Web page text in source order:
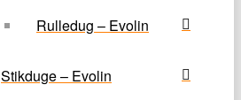
Rulledug – Evolin
Stikduge – Evolin